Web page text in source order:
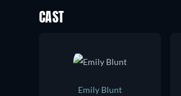
CAST
Emily Blunt